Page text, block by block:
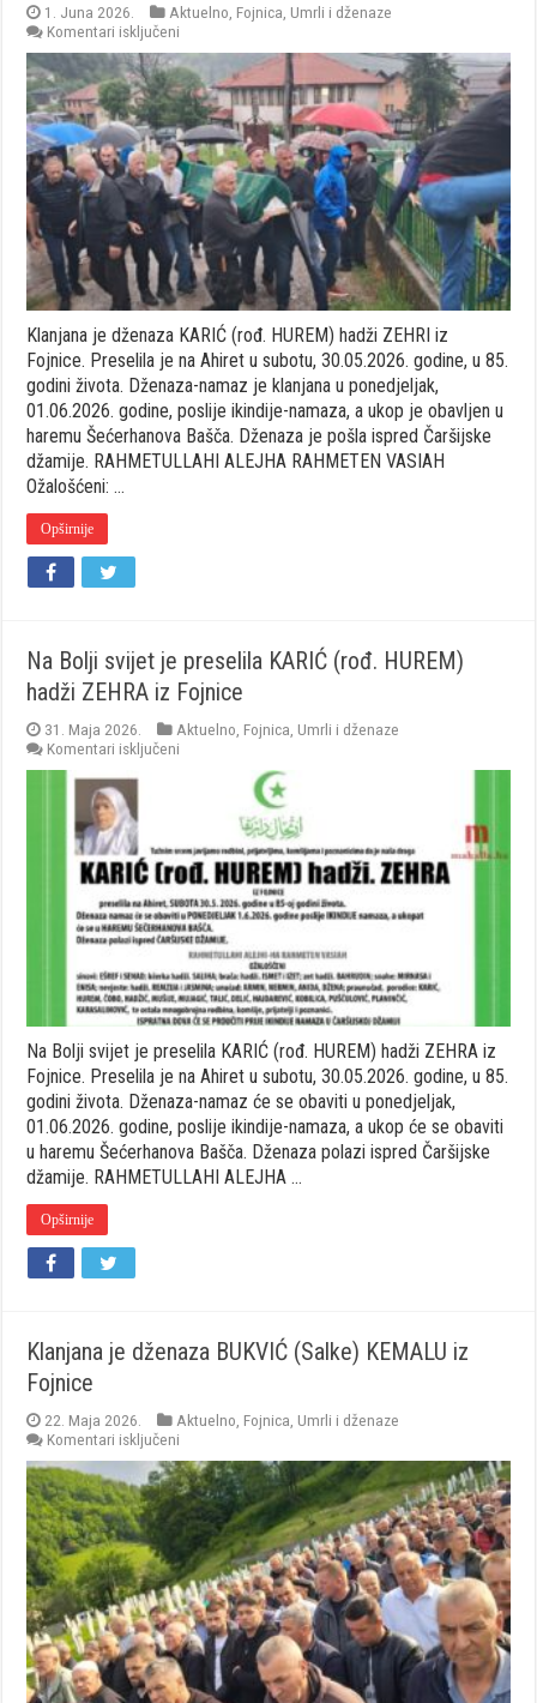
1. Juna 2026. Aktuelno Fojnica Umrli i dženaze
Komentari isključeni
Klanjana
je
dženaza
KARIĆ
(rođ.
HUREM)
hadži
ZEHRI
iz
Fojnice
Klanjana je dženaza KARIĆ (rođ. HUREM) hadži ZEHRI iz
Fojnice. Preselila je na Ahiret u subotu, 30.05.2026. godine, u 85.
godini života. Dženaza-namaz je klanjana u ponedjeljak,
01.06.2026. godine, poslije ikindije-namaza, a ukop je obavljen u
haremu Šećerhanova Bašča. Dženaza je pošla ispred Čaršijske
džamije. RAHMETULLAHI ALEJHA RAHMETEN VASIAH
Ožalošćeni: …
Opširnije
Na Bolji svijet je preselila KARIĆ (rođ. HUREM)
hadži ZEHRA iz Fojnice
31. Maja 2026. Aktuelno Fojnica Umrli i dženaze
Komentari isključeni
preselila
KARIĆ
(rođ.
HUREM)
hadži
ZEHRA
iz
Fojnice
Na Bolji svijet je preselila KARIĆ (rođ. HUREM) hadži ZEHRA iz
Fojnice. Preselila je na Ahiret u subotu, 30.05.2026. godine, u 85.
godini života. Dženaza-namaz će se obaviti u ponedjeljak,
01.06.2026. godine, poslije ikindije-namaza, a ukop će se obaviti
u haremu Šećerhanova Bašča. Dženaza polazi ispred Čaršijske
džamije. RAHMETULLAHI ALEJHA …
Opširnije
Klanjana je dženaza BUKVIĆ (Salke) KEMALU iz
Fojnice
22. Maja 2026. Aktuelno, Fojnica, Umrli i dženaze
Komentari isključeni
Klanjana
je
dženaza
BUKVIĆ
(Salke)
KEMALU
iz
Fojnice